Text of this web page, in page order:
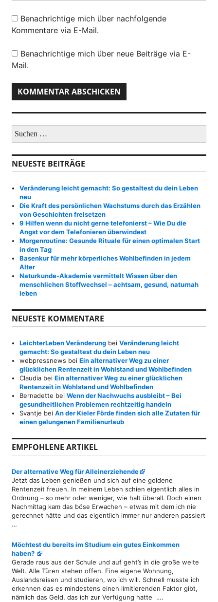
Benachrichtige mich über nachfolgende
Kommentare via E-Mail.
Benachrichtige mich über neue Beiträge via E-
Mail.
S
u
h
e
n
c
:
NEUESTE BEITRÄGE
Veränderung leicht gemacht: So gestaltest du dein Leben
neu
Die Kraft des persönlichen Wachstums durch das Erzählen
von Geschichten freisetzen
9 Hilfen wenn du nicht gerne telefonierst – Wie Du die
Angst vor dem Telefonieren überwindest
Morgenroutine: Gesunde Rituale für einen optimalen Start
in den Tag
Basenkur für mehr körperliches Wohlbefinden in jedem
Alter
Naturkunde-Akademie vermittelt Wissen über den
menschlichen Stoffwechsel – achtsam, gesund, naturnah
leben
NEUESTE KOMMENTARE
LeichterLeben Veränderung beiVeränderung leicht
gemacht: So gestaltest du dein Leben neu
webpressnews beiEin alternativer Weg zu einer
glücklichen Rentenzeit in Wohlstand und Wohlbefinden
Claudia beiEin alternativer Weg zu einer glücklichen
Rentenzeit in Wohlstand und Wohlbefinden
Bernadette beiWenn der Nachwuchs ausbleibt – Bei
gesundheitlichen Problemen rechtzeitig handeln
Svantje beiAn der Kieler Förde finden sich alle Zutaten für
einen gelungenen Familienurlaub
EMPFOHLENE ARTIKEL
Der alternative Weg für Alleinerziehende
Jetzt das Leben genießen und sich auf eine goldene
Rentenzeit freuen. In meinem Leben schien eigentlich alles in
Ordnung – so mehr oder weniger, wie halt überall. Doch einen
Nachmittag kam das böse Erwachen – etwas mit dem ich nie
gerechnet hätte und das eigentlich immer nur anderen passiert
…
Möchtest du bereits im Studium ein gutes Einkommen
haben?
Gerade raus aus der Schule und auf geht’s in die große weite
Welt. Alle Türen stehen offen. Eine eigene Wohnung,
Auslandsreisen und studieren, wo ich will. Schnell musste ich
erkennen das es mindestens einen limitierenden Faktor gibt,
nämlich das Geld, das ich zur Verfügung hatte ….